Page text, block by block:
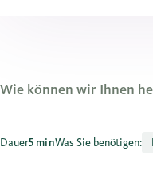
Wie können wir Ihnen
Wie bearbeite ich
Dauer5 minWas Sie benötigen: